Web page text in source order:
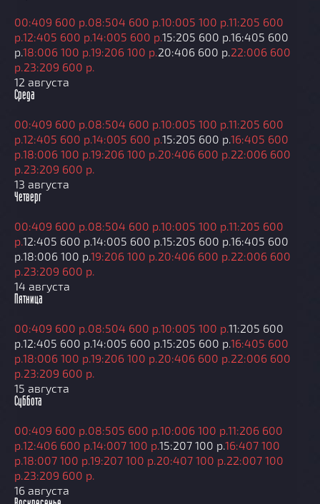
00:409 600 р. 08:504 600 р.10:005 100 р.11:205 600
р.12:405 600 р.14:005 600 р.15:205 600 р.16:405 600
р.18:006 100 р.19:206 100 р. 20:406 600 р. 22:006 600
р. 23:209 600 р.
12 августа
Среда
00:409 600 р. 08:504 600 р.10:005 100 р.11:205 600
р.12:405 600 р.14:005 600 р.15:205 600 р.16:405 600
р.18:006 100 р.19:206 100 р. 20:406 600 р. 22:006 600
р. 23:209 600 р.
13 августа
Четверг
00:409 600 р. 08:504 600 р.10:005 100 р.11:205 600
р.12:405 600 р.14:005 600 р.15:205 600 р.16:405 600
р.18:006 100 р.19:206 100 р. 20:406 600 р. 22:006 600
р. 23:209 600 р.
14 августа
Пятница
00:409 600 р. 08:504 600 р.10:005 100 р.11:205 600
р.12:405 600 р.14:005 600 р.15:205 600 р.16:405 600
р.18:006 100 р.19:206 100 р. 20:406 600 р. 22:006 600
р. 23:209 600 р.
15 августа
Суббота
00:409 600 р. 08:505 600 р.10:006 100 р.11:206 600
р.12:406 600 р.14:007 100 р.15:207 100 р.16:407 100
р.18:007 100 р.19:207 100 р. 20:407 100 р. 22:007 100
р. 23:209 600 р.
16 августа